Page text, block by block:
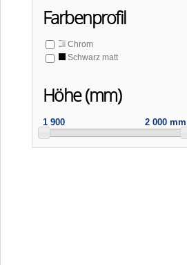
SIGMA SIMPLY
SIGMA SIMPLY BLACK
Farbenprofil
Chrom
Schwarz matt
Höhe (mm)
1 900 2 000 mm